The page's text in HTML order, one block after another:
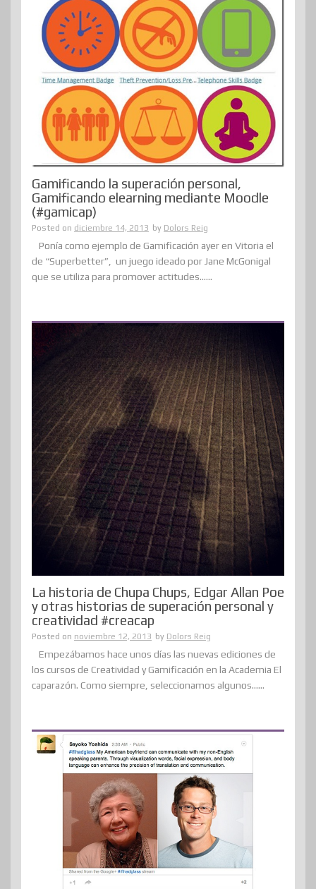
Gamificando la superación personal,
Gamificando elearning mediante Moodle
(#gamicap)
Posted on diciembre 14, 2013 by Dolors Reig
Ponía como ejemplo de Gamificación ayer en Vitoria el
de “Superbetter”, un juego ideado por Jane McGonigal
que se utiliza para promover actitudes......
La historia de Chupa Chups, Edgar Allan Poe
y otras historias de superación personal y
creatividad #creacap
Posted on noviembre 12, 2013 by Dolors Reig
Empezábamos hace unos días las nuevas ediciones de
los cursos de Creatividad y Gamificación en la Academia El
caparazón. Como siempre, seleccionamos algunos......